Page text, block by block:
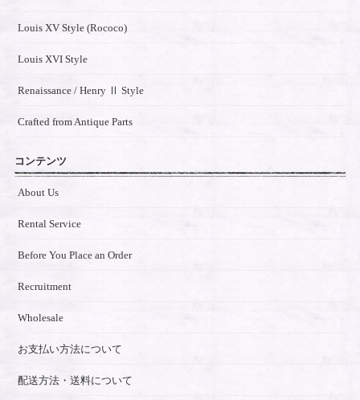
Louis XV Style (Rococo)
Louis XVI Style
Renaissance / Henry Ⅱ Style
Crafted from Antique Parts
コンテンツ
About Us
Rental Service
Before You Place an Order
Recruitment
Wholesale
お支払い方法について
配送方法・送料について